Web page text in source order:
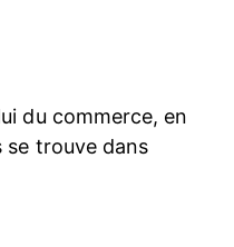
du commerce, en
se trouve dans